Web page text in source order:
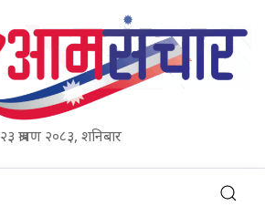
२३ श्रावण २०८३, शनिबार